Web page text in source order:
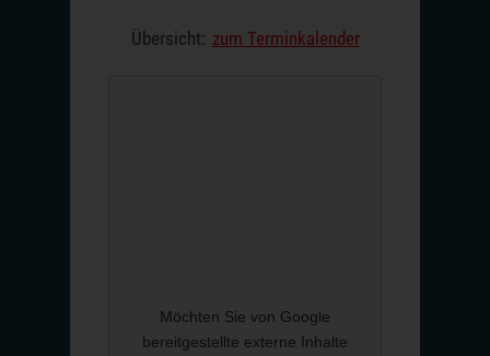
Übersicht: zum Terminkalender
Möchten Sie von Google
bereitgestellte externe Inhalte